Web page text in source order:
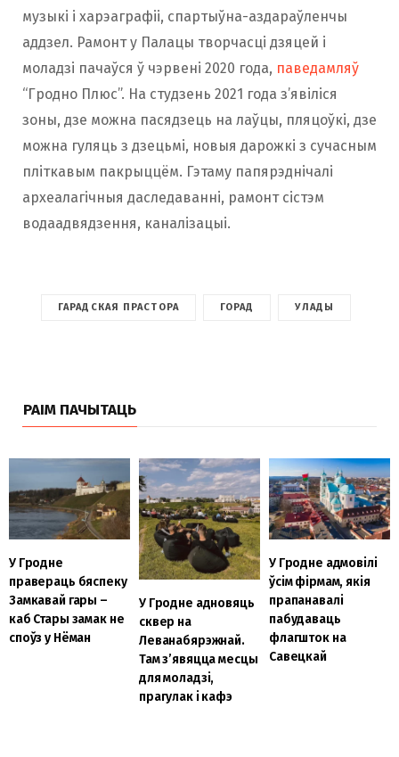
музыкі і харэаграфіі, спартыўна-аздараўленчы
аддзел. Рамонт у Палацы творчасці дзяцей і
моладзі пачаўся ў чэрвені 2020 года, паведамляў
“Гродно Плюс”. На студзень 2021 года з’явіліся
зоны, дзе можна пасядзець на лаўцы, пляцоўкі, дзе
можна гуляць з дзецьмі, новыя дарожкі з сучасным
пліткавым пакрыццём. Гэтаму папярэднічалі
археалагічныя даследаванні, рамонт сістэм
водаадвядзення, каналізацыі.
ГАРАДСКАЯ ПРАСТОРА ГОРАД УЛАДЫ
РАІМ ПАЧЫТАЦЬ
У Гродне
правераць бяспеку
Замкавай гары –
каб Стары замак не
споўз у Нёман
У Гродне адновяць
сквер на
Леванабярэжнай.
Там з’явяцца месцы
для моладзі,
прагулак і кафэ
У Гродне адмовілі
ўсім фірмам, якія
прапанавалі
пабудаваць
флагшток на
Савецкай